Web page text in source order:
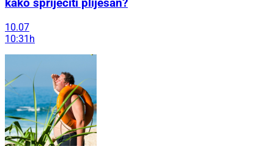
kako spriječiti plijesan?
10.07
10:31h